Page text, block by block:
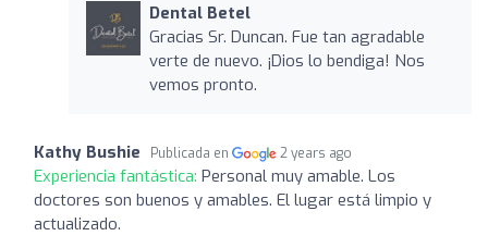
Dental Betel
Gracias Sr. Duncan. Fue tan agradable
verte de nuevo. ¡Dios lo bendiga! Nos
vemos pronto.
Kathy Bushie Publicada en 2 years ago
Experiencia fantástica: Personal muy amable. Los
doctores son buenos y amables. El lugar está limpio y
actualizado.